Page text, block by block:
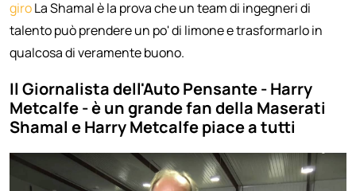
giroLa Shamal è la prova che un team di ingegneri di
talento può prendere un po' di limone e trasformarlo in
qualcosa di veramente buono.
Il Giornalista dell'Auto Pensante - Harry
Metcalfe - è un grande fan della Maserati
Shamal e Harry Metcalfe piace a tutti